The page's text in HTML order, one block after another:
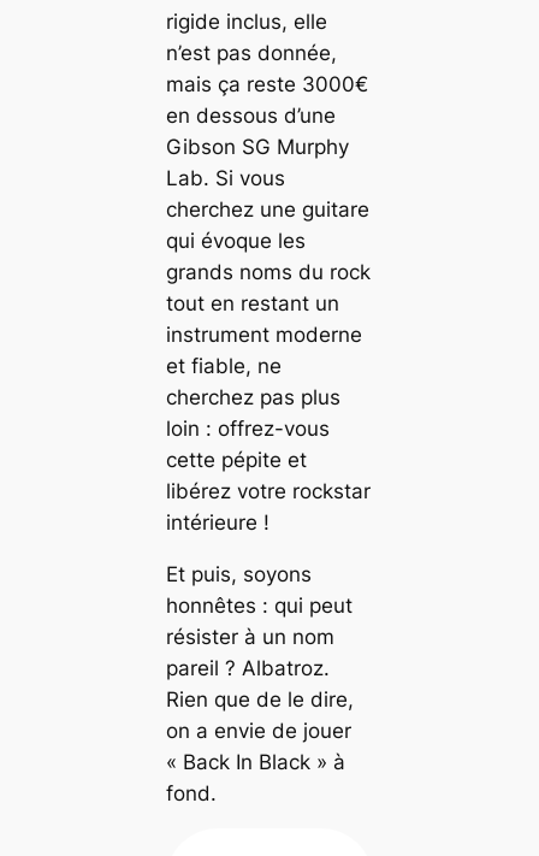
rigide inclus, elle
n’est pas donnée,
mais ça reste 3000€
en dessous d’une
Gibson SG Murphy
Lab. Si vous
cherchez une guitare
qui évoque les
grands noms du rock
tout en restant un
instrument moderne
et fiable, ne
cherchez pas plus
loin : offrez-vous
cette pépite et
libérez votre rockstar
intérieure !
Et puis, soyons
honnêtes : qui peut
résister à un nom
pareil ? Albatroz.
Rien que de le dire,
on a envie de jouer
« Back In Black » à
fond.